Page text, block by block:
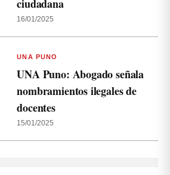
ciudadana
16/01/2025
UNA PUNO
UNA Puno: Abogado señala
nombramientos ilegales de
docentes
15/01/2025